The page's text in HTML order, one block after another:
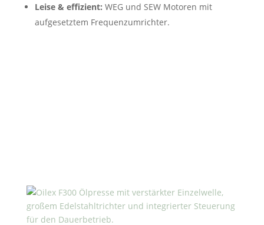
Leise & effizient: WEG und SEW Motoren mit
aufgesetztem Frequenzumrichter.